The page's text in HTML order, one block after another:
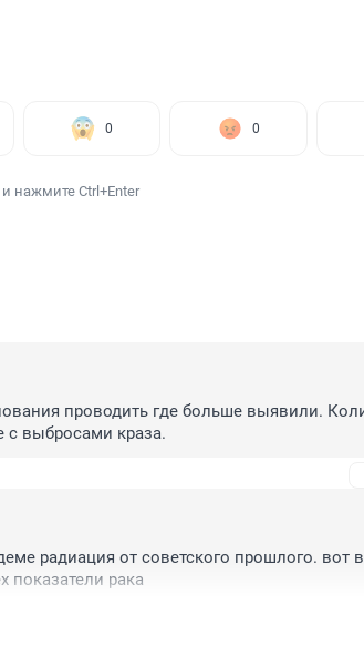
0 0
нажмите Ctrl+Enter
проводить где больше выявили.
с выбросами краза.
радиация от советского прошлого. вот в
показатели рака